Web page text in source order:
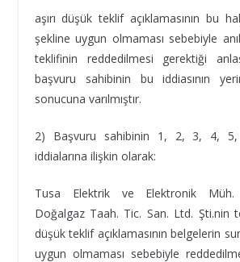
aşırı düşük teklif açıklamasının bu
şekline uygun olmaması sebebiyle
teklifinin reddedilmesi gerektiği
başvuru sahibinin bu iddiasının
sonucuna varılmıştır.
2) Başvuru sahibinin 1, 2, 3, 4, 5,
iddialarına ilişkin olarak:
Tusa Elektrik ve Elektronik
Doğalgaz Taah. Tic. San. Ltd. Şti.nin
düşük teklif açıklamasının belgelerin
uygun olmaması sebebiyle